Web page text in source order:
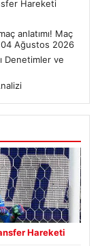
Hareketi
anlatımı! Maç
04 Ağustos 2026
Denetimler ve
Hareketi